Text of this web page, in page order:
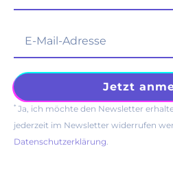
* Ja, ich möchte den Newsletter
jederzeit im Newsletter widerrufen
Datenschutzerklärung.